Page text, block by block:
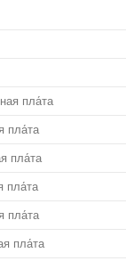
пла́та
пла́та
пла́та
пла́та
пла́та
пла́та